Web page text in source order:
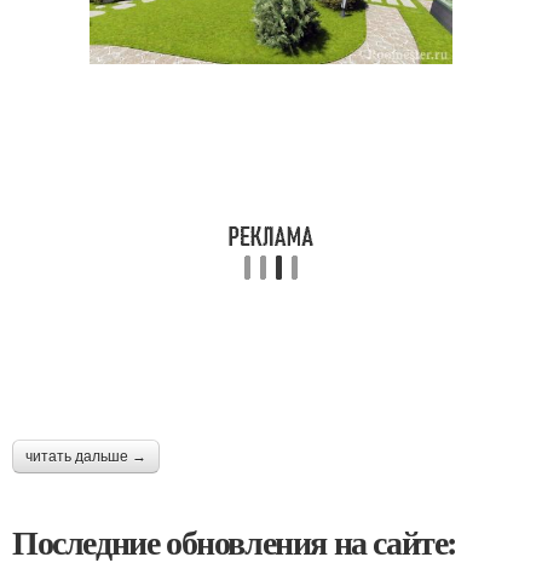
читать дальше →
Последние обновления на сайте: